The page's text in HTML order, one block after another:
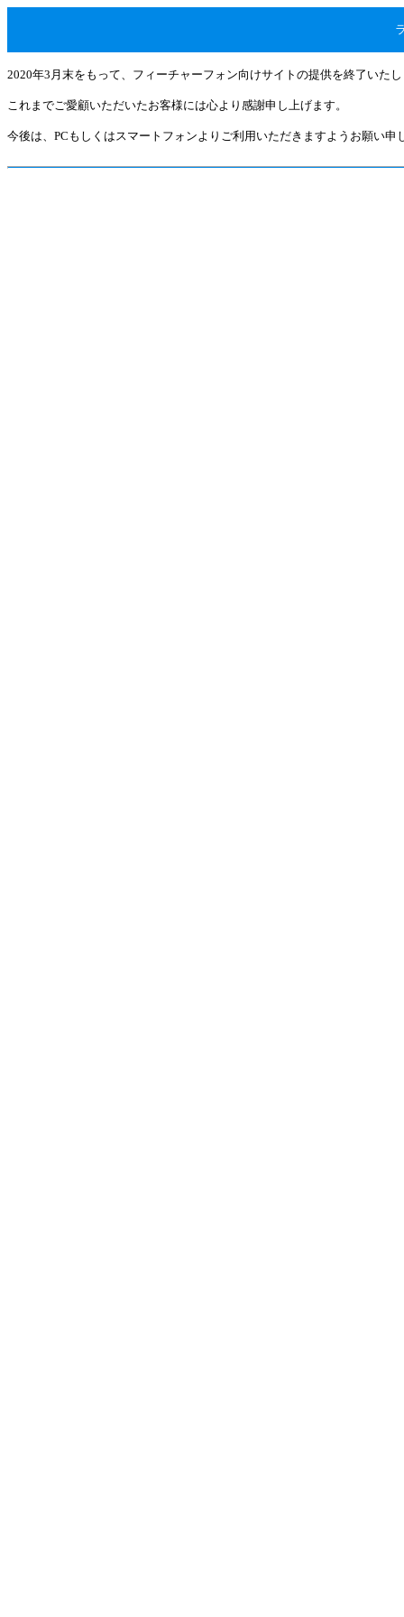
2020年3月末をもって、フィーチャーフォン向けサイトの提供を終了いた
これまでご愛顧いただいたお客様には心より感謝申し上げます。
今後は、PCもしくはスマートフォンよりご利用いただきますようお願い申